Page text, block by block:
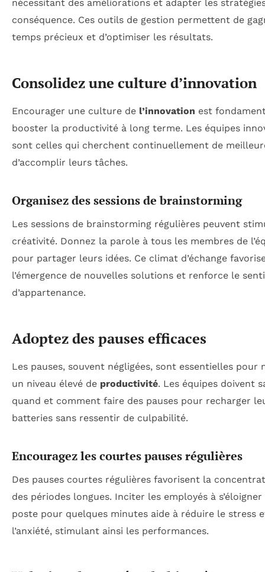
nécessitant des améliorations et adapter les
conséquence. Ces outils de gestion permettent de
temps précieux et d’optimiser les résultats.
Consolidez une culture d’innovation
Encourager une culture de l’innovation est
booster la productivité à long terme. Les équipes
sont celles qui cherchent continuellement de
d’accomplir leurs tâches.
Organisez des sessions de brainstorming
Les sessions de brainstorming régulières peuvent
créativité. Donnez la parole à tous les membres de
pour partager leurs idées. Ce climat d’échange
l’émergence de nouvelles solutions et renforce le
d’appartenance.
Adoptez des pauses efficaces
Les pauses, souvent négligées, sont essentielles pour
un niveau élevé de productivité. Les équipes doivent
quand et comment faire des pauses pour recharger
batteries sans ressentir de culpabilité.
Encouragez les courtes pauses régulières
Des pauses courtes régulières favorisent la
des périodes longues. Inciter les employés à
poste pour quelques minutes aide à réduire le stress
l’anxiété, stimulant ainsi les performances.